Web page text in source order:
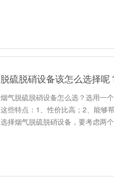
脱硫脱硝设备该怎么选择呢
烟气脱硫脱硝设备怎么选？选用一
这些特点：1、性价比高；2、能够
选择烟气脱硫脱硝设备，要考虑两